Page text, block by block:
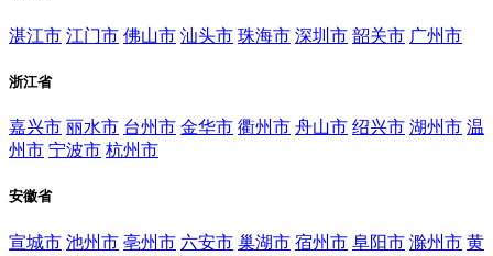
湛江市 江门市 佛山市 汕头市 珠海市 深圳市 韶关市 广州市
浙江省
嘉兴市 丽水市 台州市 金华市 衢州市 舟山市 绍兴市 湖州市 温
州市 宁波市 杭州市
安徽省
宣城市 池州市 亳州市 六安市 巢湖市 宿州市 阜阳市 滁州市 黄